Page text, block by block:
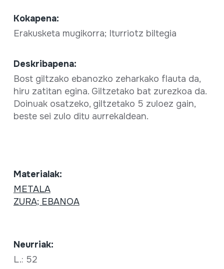
Kokapena:
Erakusketa mugikorra; Iturriotz biltegia
Deskribapena:
Bost giltzako ebanozko zeharkako flauta da,
hiru zatitan egina. Giltzetako bat zurezkoa da.
Doinuak osatzeko, giltzetako 5 zuloez gain,
beste sei zulo ditu aurrekaldean.
Materialak:
METALA
ZURA; EBANOA
Neurriak:
L.: 52